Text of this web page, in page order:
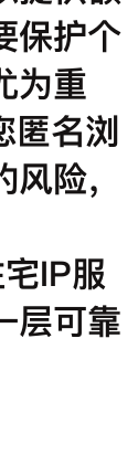
保护个
为重
匿名浏
险，
IP服
层可靠